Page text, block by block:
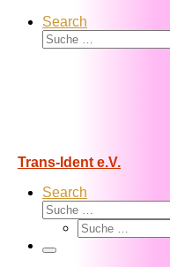
Search
Suche
Trans-Ident e.V.
Search
Suche
Suche
Menü